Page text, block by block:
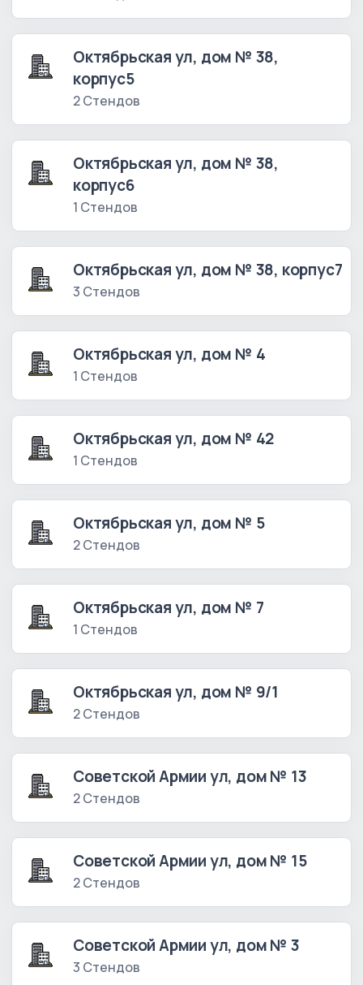
Октябрьская ул, дом № 38,
корпус5
2 Стендов
Октябрьская ул, дом № 38,
корпус6
1 Стендов
Октябрьская ул, дом № 38, корпус7
3 Стендов
Октябрьская ул, дом № 4
1 Стендов
Октябрьская ул, дом № 42
1 Стендов
Октябрьская ул, дом № 5
2 Стендов
Октябрьская ул, дом № 7
1 Стендов
Октябрьская ул, дом № 9/1
2 Стендов
Советской Армии ул, дом № 13
2 Стендов
Советской Армии ул, дом № 15
2 Стендов
Советской Армии ул, дом № 3
3 Стендов